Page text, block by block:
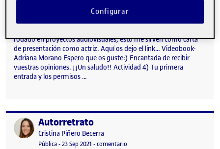
rodado en proyectos audiovisuales, esto me sirven como carta
de presentación como actriz. Aquí os dejo el link… Videobook-
Adriana Morano Espero que os guste:) Encantada de recibir
vuestras opiniones. ¡¡Un saludo!! Actividad 4) Tu primera
entrada y los permisos …
Publicado porAutorretrato
Publicado por
Cristina Piñero Becerra
Visibilidad:
Pública-Fecha de publicación
23 Sep 2021 -comentario
Configurar